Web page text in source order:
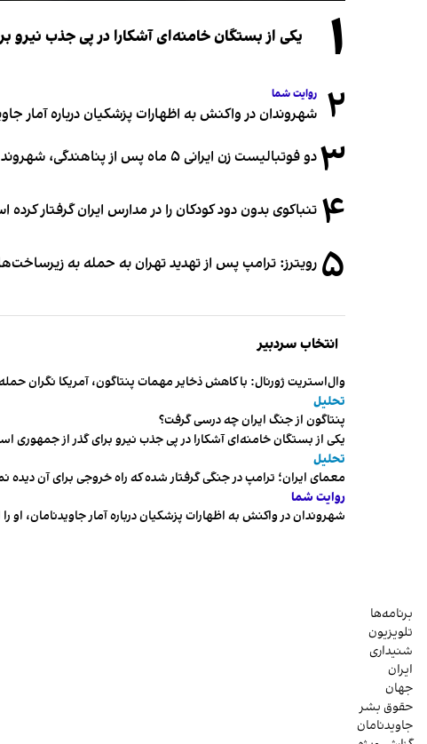
۱ یکی از بستگان خامنه‌ای آشکارا در پی جذب
۲ روایت شما
شهروندان در واکنش به اظهارات پزشکیان درباره آمار
۳دو فوتبالیست زن ایرانی ۵ ماه پس از پناهندگی، شهروند استرالیا شدند
۴ تنباکوی بدون دود کودکان را در مدارس ایران گرفتار کرده
۵ رویترز: ترامپ پس از تهدید تهران به حمله به
انتخاب سردبیر
وال‌استریت ژورنال: با کاهش ذخایر مهمات پنتاگون، آمریکا نگران
تحلیل
پنتاگون از جنگ ایران چه درسی گرفت؟
یکی از بستگان خامنه‌ای آشکارا در پی جذب نیرو برای گذر از
تحلیل
معمای ایران؛ ترامپ در جنگی گرفتار شده که راه خروجی برای آن دیده
روایت شما
شهروندان در واکنش به اظهارات پزشکیان درباره آمار جاویدنامان، او
برنامه‌ها
تلویزیون
شنیداری
ایران
جهان
حقوق بشر
جاویدنامان